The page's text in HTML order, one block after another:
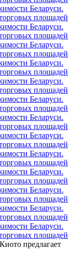
Беларуси.
площадей
Беларуси.
площадей
Беларуси.
площадей
Беларуси.
площадей
Беларуси.
площадей
Беларуси.
площадей
Беларуси.
площадей
Беларуси.
площадей
Беларуси.
площадей
Беларуси.
площадей
Беларуси.
площадей
Беларуси.
площадей
Беларуси.
площадей
предлагает